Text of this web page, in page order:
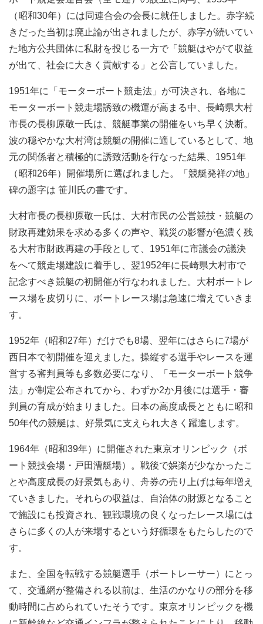
（昭和30年）には同連合会の会長に就任しました。赤字続
きだった当初は廃止論が出されましたが、赤字が続いてい
た地方公共団体に私財を投じる一方で「競艇はやがて収益
が出て、社会に大きく貢献する」と公言していました。
1951年に「モーターボート競走法」が可決され、各地に
モーターボート競走場誘致の機運が高まる中、長崎県大村
市長の長柳原敬一氏は、競艇事業の開催をいち早く決断。
波の穏やかな大村湾は競艇の開催に適しているとして、地
元の関係者と積極的に誘致活動を行なった結果、1951年
（昭和26年）開催場所に選ばれました。「競艇発祥の地」
碑の題字は 笹川氏の書です。
大村市長の長柳原敬一氏は、大村市民の公営競技・競艇の
財政再建効果を求める多くの声や、戦災の影響が色濃く残
る大村市財政再建の手段として、1951年に市議会の議決
をへて競走場建設に着手し、翌1952年に長崎県大村市で
記念すべき競艇の初開催が行なわれました。大村ボートレ
ース場を皮切りに、ボートレース場は急速に増えていきま
す。
1952年（昭和27年）だけでも8場、翌年にはさらに7場が
西日本で初開催を迎えました。操縦する選手やレースを運
営する審判員等も多数必要になり、「モーターボート競争
法」が制定公布されてから、わずか2か月後には選手・審
判員の育成が始まりました。日本の高度成長とともに昭和
50年代の競艇は、好景気に支えられ大きく躍進します。
1964年（昭和39年）に開催された東京オリンピック（ボ
ート競技会場・戸田漕艇場）。戦後で娯楽が少なかったこ
とや高度成長の好景気もあり、舟券の売り上げは毎年増え
ていきました。それらの収益は、自治体の財源となること
で施設にも投資され、観戦環境の良くなったレース場には
さらに多くの人が来場するという好循環をもたらしたので
す。
また、全国を転戦する競艇選手（ボートレーサー）にとっ
て、交通網が整備される以前は、生活のかなりの部分を移
動時間に占められていたそうです。東京オリンピックを機